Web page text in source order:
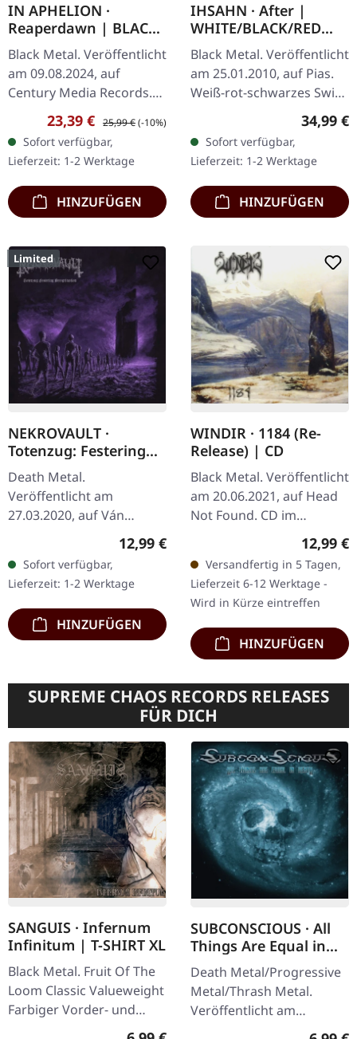
IN APHELION ·
Reaperdawn | BLACK
LP
Black Metal. Veröffentlicht
am 09.08.2024, auf
Century Media Records.
Schwarzes Vinyl im
Gatefold-Cover.
"Reaperdawn" markiert
ein stellares Debüt…
Verkaufspreis:
23,39 € Regulärer Preis:
25,99 €(-10%)
Sofort verfügbar,
Lieferzeit: 1-2 Werktage
HINZUFÜGEN
IHSAHN · After |
WHITE/BLACK/RED
SWIRL 2LP
Black Metal. Veröffentlicht
am 25.01.2010, auf Pias.
Weiß-rot-schwarzes Swirl
Doppel-Vinyl im Gatefold-
Cover, zunächst zum
Record Store Day…
34,99 €
Sofort verfügbar,
Lieferzeit: 1-2 Werktage
HINZUFÜGEN
Limited
NEKROVAULT ·
Totenzug: Festering
Peregrination |
DIGIPACK CD
Death Metal.
Veröffentlicht am
27.03.2020, auf Ván
Erstauflage als DigiPak.
"Totenzug: Festering
Peregrination" ist eine…
Regulärer Preis:
12,99 €
Sofort verfügbar,
Lieferzeit: 1-2 Werktage
HINZUFÜGEN
WINDIR · 1184 (Re-
Release) | CD
Black Metal. Veröffentlicht
am 20.06.2021, auf Head
Not Found. CD im
Jewelcase. Veröffentlicht
im Jahr 2001 markiert
WINDIRs drittes Album
'1184'…
12,99 €
Versandfertig in 5 Tagen,
Lieferzeit 6-12 Werktage -
Wird in Kürze eintreffen
HINZUFÜGEN
SUPREME CHAOS RECORDS RELEASES
FÜR DICH
SANGUIS · Infernum
Infinitum | T-SHIRT XL
Black Metal. Fruit Of The
Loom Classic Valueweight
Farbiger Vorder- und
SUBCONSCIOUS · All
Things Are Equal in
Death | CD
Death Metal/Progressive
Metal/Thrash Metal.
Veröffentlicht am
08.08.2008, auf Supreme